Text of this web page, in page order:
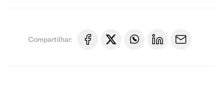
Compartilhar: